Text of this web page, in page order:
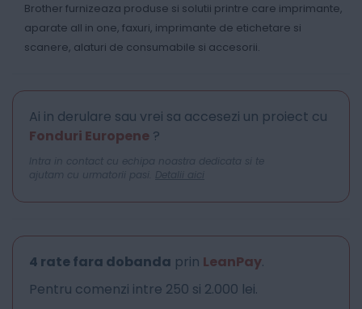
Brother furnizeaza produse si solutii printre care imprimante,
aparate all in one, faxuri, imprimante de etichetare si
scanere, alaturi de consumabile si accesorii.
Ai in derulare sau vrei sa accesezi un proiect cu
Fonduri Europene ?
Intra in contact cu echipa noastra dedicata si te
ajutam cu urmatorii pasi. Detalii aici
4 rate fara dobanda prin LeanPay.
Pentru comenzi intre 250 si 2.000 lei.